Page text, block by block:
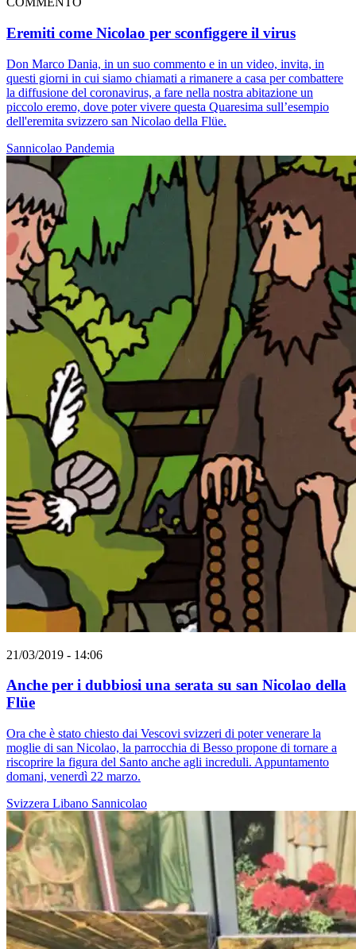
Eremiti come Nicolao per sconfiggere il virus
Don Marco Dania, in un suo commento e in un video, invita, in
questi giorni in cui siamo chiamati a rimanere a casa per combattere
la diffusione del coronavirus, a fare nella nostra abitazione un
piccolo eremo, dove poter vivere questa Quaresima sull’esempio
dell'eremita svizzero san Nicolao della Flüe.
Sannicolao Pandemia
21/03/2019 - 14:06
Anche per i dubbiosi una serata su san Nicolao della
Flüe
Ora che è stato chiesto dai Vescovi svizzeri di poter venerare la
moglie di san Nicolao, la parrocchia di Besso propone di tornare a
riscoprire la figura del Santo anche agli increduli. Appuntamento
domani, venerdì 22 marzo.
Svizzera Libano Sannicolao